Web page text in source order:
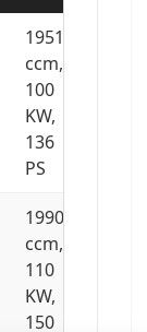
1951
ccm,
100
KW,
136
PS
1990
ccm,
110
KW,
150